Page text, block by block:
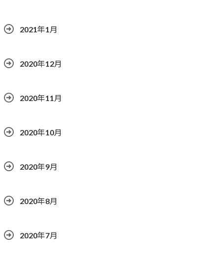
2021年1月
2020年12月
2020年11月
2020年10月
2020年9月
2020年8月
2020年7月